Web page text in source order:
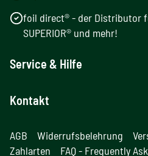
foil direct® - der Distributor
SUPERIOR® und mehr!
Service & Hilfe
Kontakt
AGB Widerrufsbelehrung
Zahlarten
FAQ - Frequently